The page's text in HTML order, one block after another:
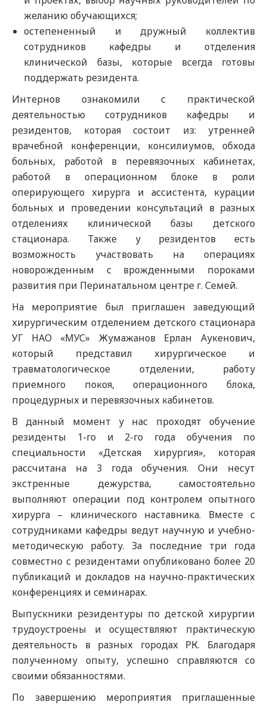
желанию обучающихся;
остепененный и дружный коллектив
сотрудников кафедры и отделения
клинической базы, которые всегда готовы
поддержать резидента.
Интернов ознакомили с практической
деятельностью сотрудников кафедры и
резидентов, которая состоит из: утренней
врачебной конференции, консилиумов, обхода
больных, работой в перевязочных кабинетах,
работой в операционном блоке в роли
оперирующего хирурга и ассистента, курации
больных и проведении консультаций в разных
отделениях клинической базы детского
стационара. Также у резидентов есть
возможность участвовать на операциях
новорожденным с врожденными пороками
развития при Перинатальном центре г. Семей.
На мероприятие был приглашен заведующий
хирургическим отделением детского стационара
УГ НАО «МУС» Жумажанов Ерлан Аукенович,
который представил хирургическое и
травматологическое отделении, работу
приемного покоя, операционного блока,
процедурных и перевязочных кабинетов.
В данный момент у нас проходят обучение
резиденты 1-го и 2-го года обучения по
специальности «Детская хирургия», которая
рассчитана на 3 года обучения. Они несут
экстренные дежурства, самостоятельно
выполняют операции под контролем опытного
хирурга – клинического наставника. Вместе с
сотрудниками кафедры ведут научную и учебно-
методическую работу. За последние три года
совместно с резидентами опубликовано более 20
публикаций и докладов на научно-практических
конференциях и семинарах.
Выпускники резидентуры по детской хирургии
трудоустроены и осуществляют практическую
деятельность в разных городах РК. Благодаря
полученному опыту, успешно справляются со
своими обязанностями.
По завершению мероприятия приглашенные